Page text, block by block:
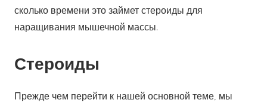
сколько времени это займет стероиды для
наращивания мышечной массы.
Стероиды
Прежде чем перейти к нашей основной теме, мы